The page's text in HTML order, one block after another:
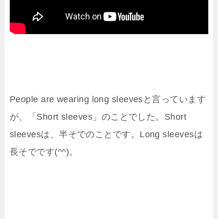
People are wearing long sleevesと言っています
が、「Short sleeves」のことでした。Short
sleevesは、半そでのことです。Long sleevesは
長そでです(^^)。